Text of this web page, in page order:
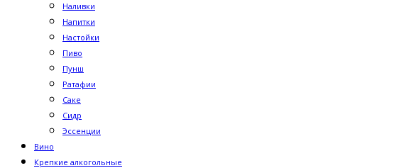
Наливки
Напитки
Настойки
Пиво
Пунш
Ратафии
Саке
Сидр
Эссенции
Вино
Крепкие алкогольные